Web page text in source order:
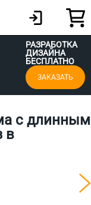
РАЗРАБОТКА
ДИЗАЙНА
БЕСПЛАТНО
ЗАКАЗАТЬ
с длинным
в